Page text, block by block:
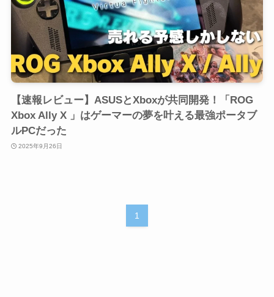
【速報レビュー】ASUSとXboxが共同開発！「ROG
Xbox Ally X 」はゲーマーの夢を叶える最強ポータブ
ルPCだった
2025年9月26日
1